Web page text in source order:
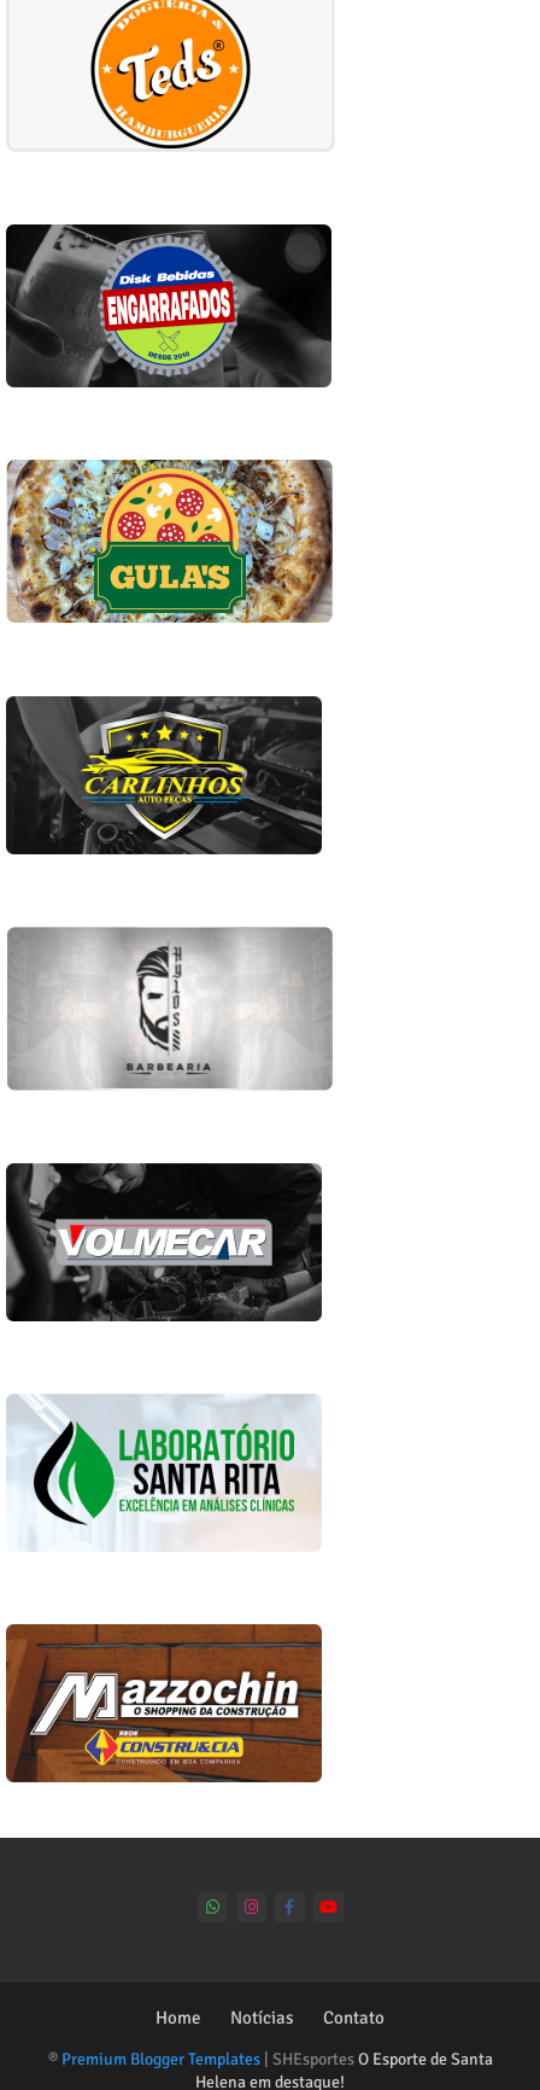
® Premium Blogger Templates | SHEsportesO Esporte de Santa
Helena em destaque!
Home Notícias Contato